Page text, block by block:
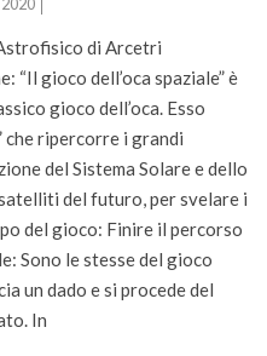
di Arcetri
“Il gioco dell’oca spaziale” è
gioco dell’oca. Esso
che ripercorre i grandi
del Sistema Solare e dello
del futuro, per svelare i
del gioco: Finire il percorso
Sono le stesse del gioco
un dado e si procede del
In